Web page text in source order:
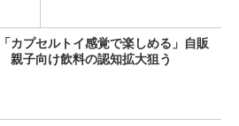
カプセルトイ感覚で楽しめる」自販
子向け飲料の認知拡大狙う